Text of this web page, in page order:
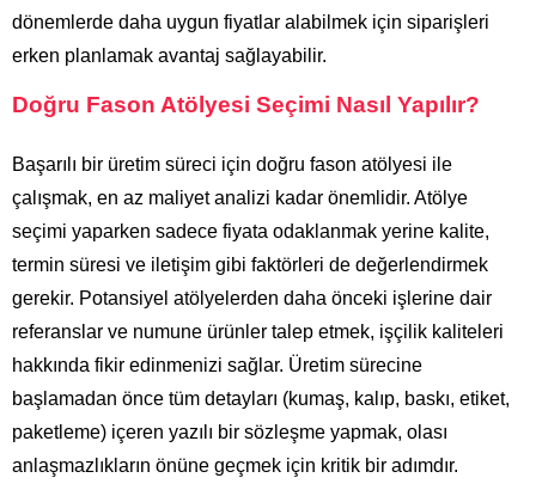
dönemlerde daha uygun fiyatlar alabilmek için siparişleri
erken planlamak avantaj sağlayabilir.
Doğru Fason Atölyesi Seçimi Nasıl Yapılır?
Başarılı bir üretim süreci için doğru fason atölyesi ile
çalışmak, en az maliyet analizi kadar önemlidir. Atölye
seçimi yaparken sadece fiyata odaklanmak yerine kalite,
termin süresi ve iletişim gibi faktörleri de değerlendirmek
gerekir. Potansiyel atölyelerden daha önceki işlerine dair
referanslar ve numune ürünler talep etmek, işçilik kaliteleri
hakkında fikir edinmenizi sağlar. Üretim sürecine
başlamadan önce tüm detayları (kumaş, kalıp, baskı, etiket,
paketleme) içeren yazılı bir sözleşme yapmak, olası
anlaşmazlıkların önüne geçmek için kritik bir adımdır.